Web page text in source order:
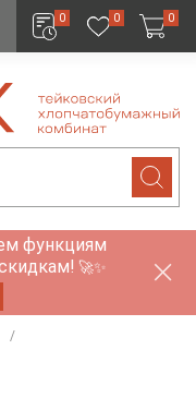
0 0 0
функциям
🚀✨